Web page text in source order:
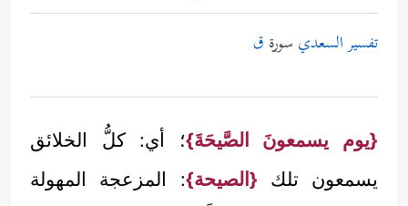
تفسير السعدي سورة ق
{يوم يسمعونَ الصَّيحَةَ}؛ أي: كلُّ الخلائق
يسمعون تلك {الصيحة}: المزعجة المهولة